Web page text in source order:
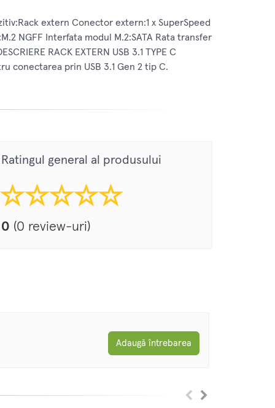
extern Conector extern:1 x SuperSpeed
NGFF Interfata modul M.2:SATA Rata transfer
RACK EXTERN USB 3.1 TYPE C
conectarea prin USB 3.1 Gen 2 tip C.
Ratingul general al produsului
0 (0 review-uri)
Adaugă întrebarea